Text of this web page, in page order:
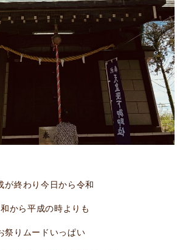
が終わり今日から令和
から平成の時よりも
祭りムードいっぱい